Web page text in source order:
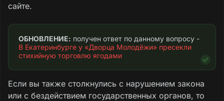
сайте.
ОБНОВЛЕНИЕ:
В Екатеринбурге у «Дворца Молодёжи» пресекли
стихийную торговлю ягодами
Если вы также столкнулись с нарушением закона
или с бездействием государственных органов, то